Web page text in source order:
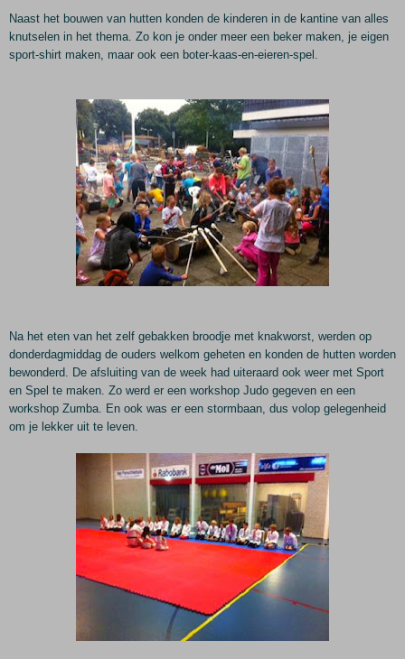
Naast het bouwen van hutten konden de kinderen in de kantine van alles
knutselen in het thema. Zo kon je onder meer een beker maken, je eigen
sport-shirt maken, maar ook een boter-kaas-en-eieren-spel.
Na het eten van het zelf gebakken broodje met knakworst, werden op
donderdagmiddag de ouders welkom geheten en konden de hutten worden
bewonderd. De afsluiting van de week had uiteraard ook weer met Sport
en Spel te maken. Zo werd er een workshop Judo gegeven en een
workshop Zumba. En ook was er een stormbaan, dus volop gelegenheid
om je lekker uit te leven.